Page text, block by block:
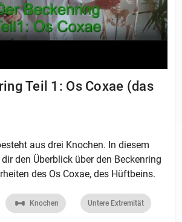
Teil 1: Os Coxae (das
aus drei Knochen. In diesem
den Überblick über den Beckenring
des Os Coxae, des Hüftbeins.
Knochen Untere Extremität